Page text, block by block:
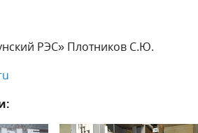
РЭС» Плотников С.Ю.